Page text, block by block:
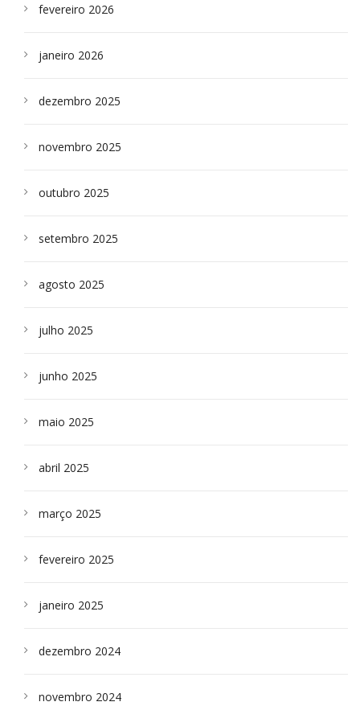
fevereiro 2026
janeiro 2026
dezembro 2025
novembro 2025
outubro 2025
setembro 2025
agosto 2025
julho 2025
junho 2025
maio 2025
abril 2025
março 2025
fevereiro 2025
janeiro 2025
dezembro 2024
novembro 2024